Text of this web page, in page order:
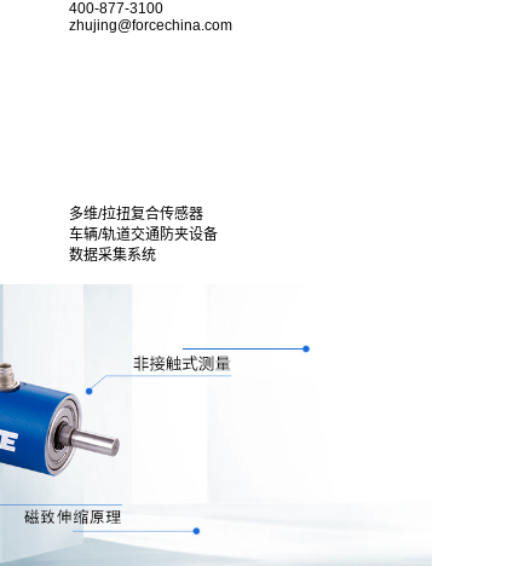
400-877-3100
zhujing@forcechina.com
多维/拉扭复合传感器
车辆/轨道交通防夹设备
数据采集系统